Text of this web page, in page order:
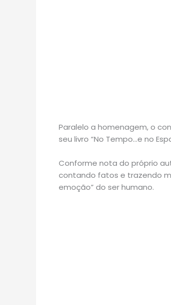
Paralelo a homenagem, o
seu livro “No Tempo…e no
Conforme nota do próprio
contando fatos e trazendo
emoção” do ser humano.